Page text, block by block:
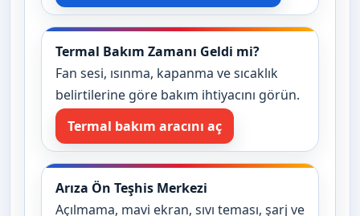
Termal Bakım Zamanı Geldi mi?
Fan sesi, ısınma, kapanma ve sıcaklık
belirtilerine göre bakım ihtiyacını görün.
Termal bakım aracını aç
Arıza Ön Teşhis Merkezi
Açılmama, mavi ekran, sıvı teması, şarj ve